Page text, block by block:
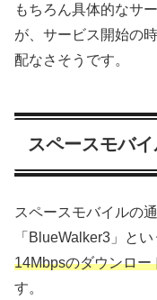
もちろん具体的なサ
が、サービス開始の
配なさそうです。
スペースモバ
スペースモバイルの
「BlueWalker3」と
14Mbpsのダウンロ
す。